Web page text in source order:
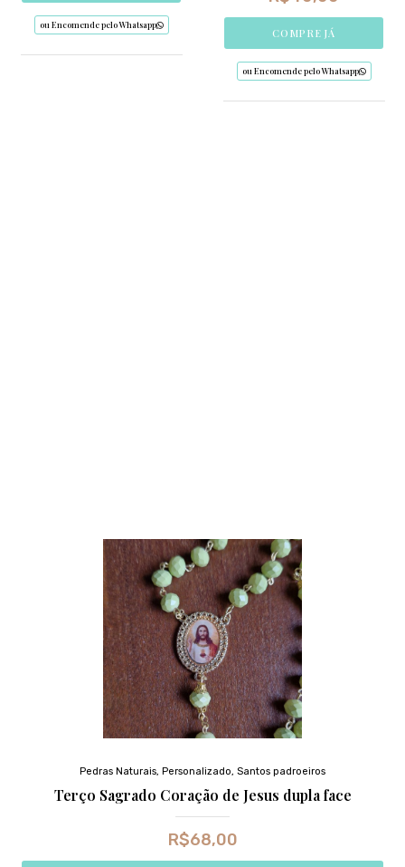
ou Encomende pelo Whatsapp
COMPRE JÁ
ou Encomende pelo Whatsapp
Pedras Naturais, Personalizado, Santos padroeiros
Terço Sagrado Coração de Jesus dupla face
R$68,00